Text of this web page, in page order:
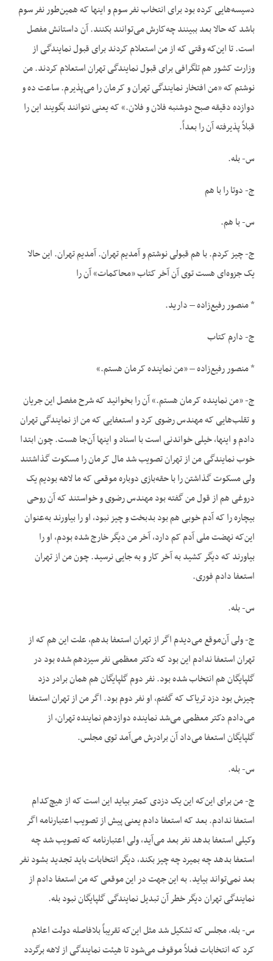
دسیسه‌هایی کرده بود برای انتخاب نفر سوم و اینها که همین‌طور نفر سوم
باشد که حالا بعد ببینند چه‌کارش می‌توانند بکنند. آن داستانش مفصل
است. تا این‌که وقتی که از من استعلام کردند برای قبول نمایندگی از
وزارت کشور هم تلگرافی برای قبول نمایندگی تهران استعلام کردند. من
نوشتم که «من افتخار نمایندگی تهران و کرمان را می‌پذیرم. ساعت ده و
دوازده دقیقه صبح دوشنبه فلان و فلان.» که یعنی نتوانند بگویند این را
قبلاً پذیرفته آن را بعداً.
س- بله.
ج- دوتا را با هم
س- با هم.
ج- چیز کردم. با هم قبولی نوشتم و آمدیم تهران. آمدیم تهران. این حالا
یک جزوه‌ای هست توی آن آخر کتاب «محاکمات» آن را
* منصور رفیع‌زاده – دارید.
ج- دارم کتاب
* منصور رفیع‌زاده – «من نماینده کرمان هستم.»
ج- «من نماینده کرمان هستم.» آن را بخوانید که شرح مفصل این جریان
و تقلب‌هایی که مهندس رضوی کرد و استعفایی که من از نمایندگی تهران
دادم و اینها، خیلی خواندنی است با اسناد و اینها آن‌جا هست. چون ابتدا
خوب نمایندگی من از تهران تصویب شد مال کرمان را مسکوت گذاشتند
ولی مسکوت گذاشتن را با حقه‌بازی دوباره موقعی که ما لاهه بودیم یک
دروغی هم از قول من گفته بود مهندس رضوی و خواستند که آن روحی
بیچاره را که آدم خوبی هم بود بدبخت و چیز نبود، او را بیاورند به‌عنوان
این‌که نهضت ملی آدم کم دارد، آخر من دیگر خارج شده بودم، او را
بیاورند که دیگر کشید به آخر کار و به جایی نرسید. چون من از تهران
استعفا دادم فوری.
س- بله.
ج- ولی آن‌موقع می‌دیدم اگر از تهران استعفا بدهم، علت این هم که از
تهران استعفا ندادم این بود که دکتر معظمی نفر سیزدهم شده بود در
گلپایگان هم انتخاب شده بود. نفر دوم گلپایگان هم همان برادر دزد
چیزش بود دزد تریاک که گفتم، او نفر دوم بود. اگر من از تهران استعفا
می‌دادم دکتر معظمی می‌شد نماینده دوازدهم نماینده تهران، از
گلپایگان استعفا می‌داد آن برادرش می‌آمد توی مجلس.
س- بله.
ج- من برای این‌که این یک دزدی کمتر بیاید این است که از هیچ‌کدام
استعفا ندادم. بعد که استعفا دادم یعنی پیش از تصویب اعتبارنامه اگر
وکیلی استعفا بدهد نفر بعد می‌آید، ولی اعتبارنامه که تصویب شد چه
استعفا بدهد چه بمیرد چه چیز بکند، دیگر انتخابات باید تجدید بشود نفر
بعد نمی‌تواند بیاید. به این جهت در این موقعی که من استعفا دادم از
نمایندگی تهران دیگر خطر آن تبدیل نمایندگی گلپایگان نبود بله.
س- بله، مجلس که تشکیل شد مثل این‌که تقریباً بلافاصله دولت اعلام
کرد که انتخابات فعلاً موقوف می‌شود تا هیئت نمایندگی از لاهه برگردد